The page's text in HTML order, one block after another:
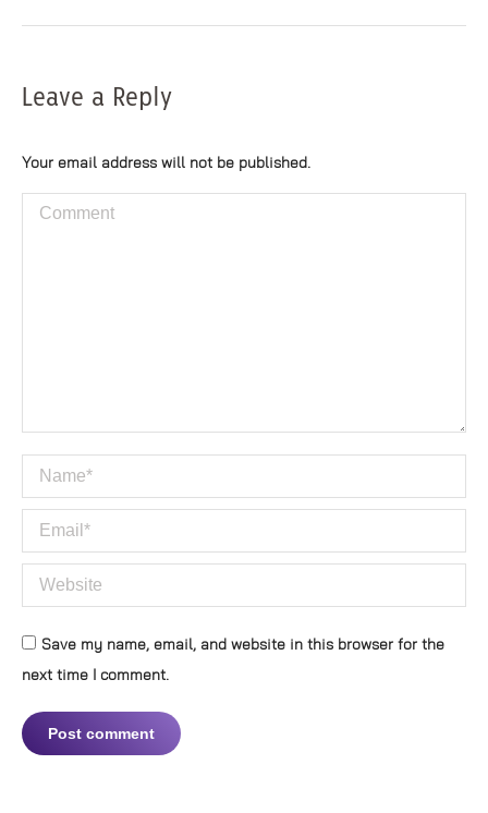
Leave a Reply
Your email address will not be published.
Comment
Name *
Email *
Website
Save my name, email, and website in this browser for the
next time I comment.
Post comment